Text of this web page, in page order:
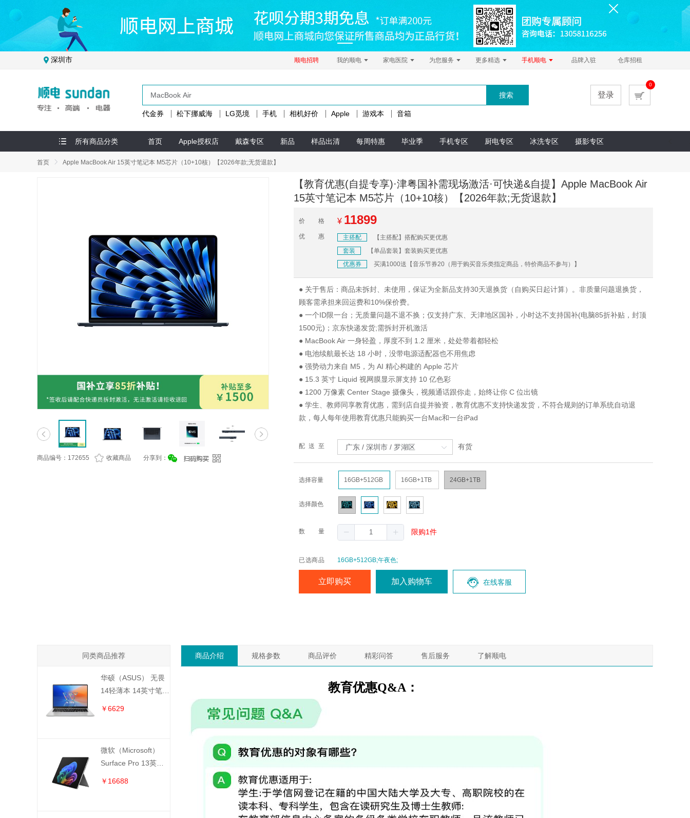
深圳市 顺电招聘 我的顺电 家电医院 为您服务 更多精选 手机顺电 品牌入驻 仓库招租
搜索
代金券 松下挪威海 LG觅境 手机 相机好价 Apple 游戏本 音箱
登录
0
所有商品分类 首页 Apple授权店 戴森专区 新品 样品出清 每周特惠 毕业季 手机专区 厨电专区 冰洗专区 摄影专区
首页 Apple MacBook Air 15英寸笔记本 M5芯片（10+10核）【2026年款;无货退款】
商品编号：172655 收藏商品 分享到：
【教育优惠(自提专享)·津粤国补需现场激活·可快递&自提】Apple MacBook Air
15英寸笔记本 M5芯片（10+10核）【2026年款;无货退款】
价格 ¥ 11899
优惠 主搭配
【主搭配】搭配购买更优惠
套装
【单品套装】套装购买更优惠
优惠券
买满1000送【音乐节券20（用于购买音乐类指定商品，特价商品不参与）】
● 关于售后：商品未拆封、未使用，保证为全新品支持30天退换货（自购买日起计算）。非质量问题退换货，
顾客需承担来回运费和10%保价费。
● 一个ID限一台；无质量问题不退不换；仅支持广东、天津地区国补，小时达不支持国补(电脑85折补贴，封顶
1500元)；京东快递发货;需拆封开机激活
● MacBook Air 一身轻盈，厚度不到 1.2 厘米，处处带着都轻松
● 电池续航最长达 18 小时，没带电源适配器也不用焦虑
● 强势动力来自 M5，为 AI 精心构建的 Apple 芯片
● 15.3 英寸 Liquid 视网膜显示屏支持 10 亿色彩
● 1200 万像素 Center Stage 摄像头，视频通话跟你走，始终让你 C 位出镜
● 学生、教师同享教育优惠，需到店自提并验资，教育优惠不支持快递发货，不符合规则的订单系统自动退
款，每人每年使用教育优惠只能购买一台Mac和一台iPad
配送至 有货
选择容量 16GB+512GB 16GB+1TB 24GB+1TB
选择颜色
数量 限购1件
已选商品 16GB+512GB;午夜色;
立即购买 加入购物车 在线客服
同类商品推荐
华硕（ASUS） 无畏
14轻薄本 14英寸笔记
￥6629
微软（Microsoft）
Surface Pro 13英寸
￥16688
商品介绍 规格参数 商品评价 精彩问答 售后服务 了解顺电
教育优惠Q&A：